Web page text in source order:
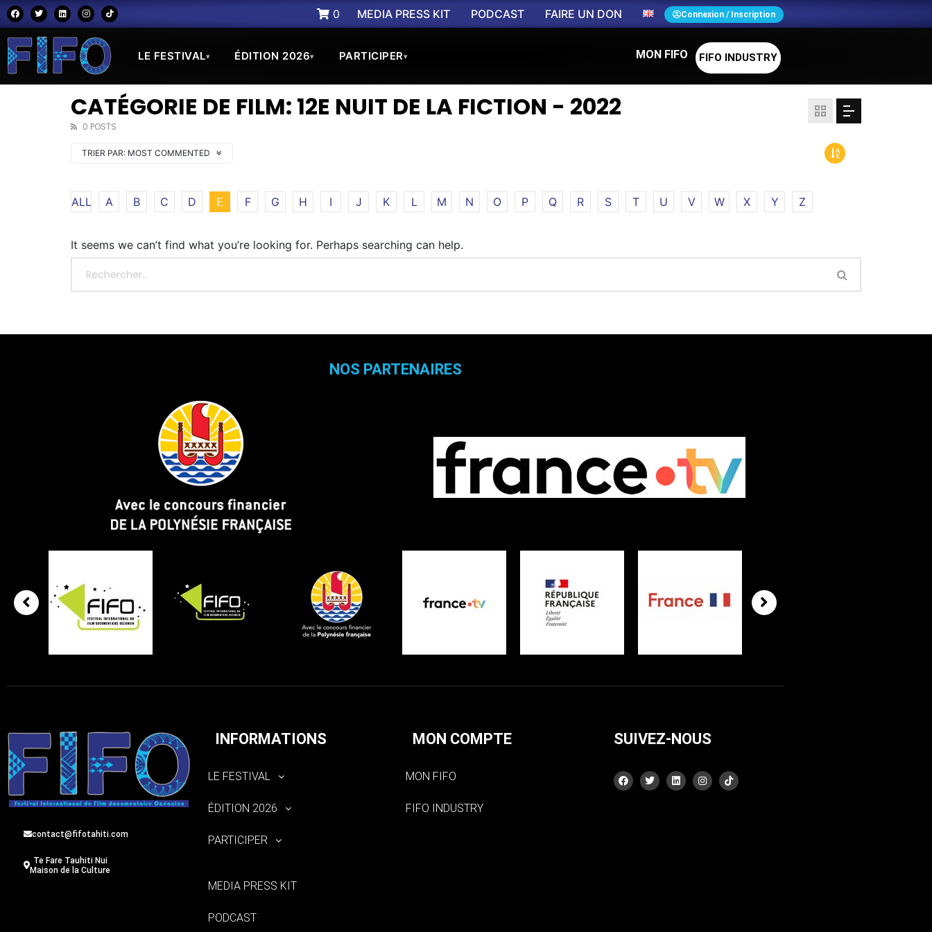
0 MEDIA PRESS KIT PODCAST FAIRE UN DON Connexion / Inscription
LE FESTIVAL▾ ÉDITION 2026▾ PARTICIPER▾ MON FIFO FIFO INDUSTRY
CATÉGORIE DE FILM: 12E NUIT DE LA FICTION - 2022
0 POSTS
TRIER PAR: MOST COMMENTED
ALL A B C D E F G H I J K L M N O P Q R S T U V W X Y Z
It seems we can’t find what you’re looking for. Perhaps searching can help.
NOS PARTENAIRES
contact@fifotahiti.com
Te Fare Tauhiti Nui
Maison de la Culture
INFORMATIONS
LE FESTIVAL
ÉDITION 2026
PARTICIPER
MEDIA PRESS KIT
PODCAST
MON COMPTE
MON FIFO
FIFO INDUSTRY
SUIVEZ-NOUS